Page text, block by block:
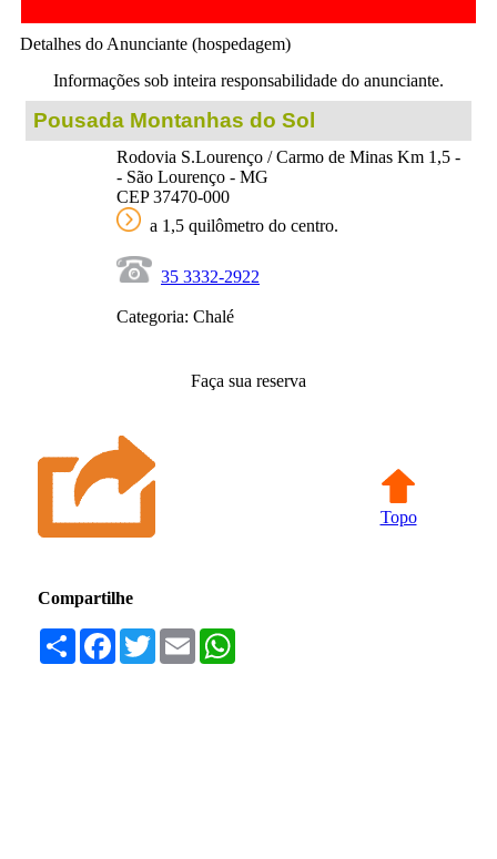
Detalhes do Anunciante (hospedagem)
Informações sob inteira responsabilidade do anunciante.
Pousada Montanhas do Sol
Rodovia S.Lourenço / Carmo de Minas Km 1,5 -
- São Lourenço - MG
CEP 37470-000
a 1,5 quilômetro do centro.
35 3332-2922
Categoria: Chalé
Faça sua reserva
Topo
Compartilhe
Compartilhar
Facebook
TwitterEmail